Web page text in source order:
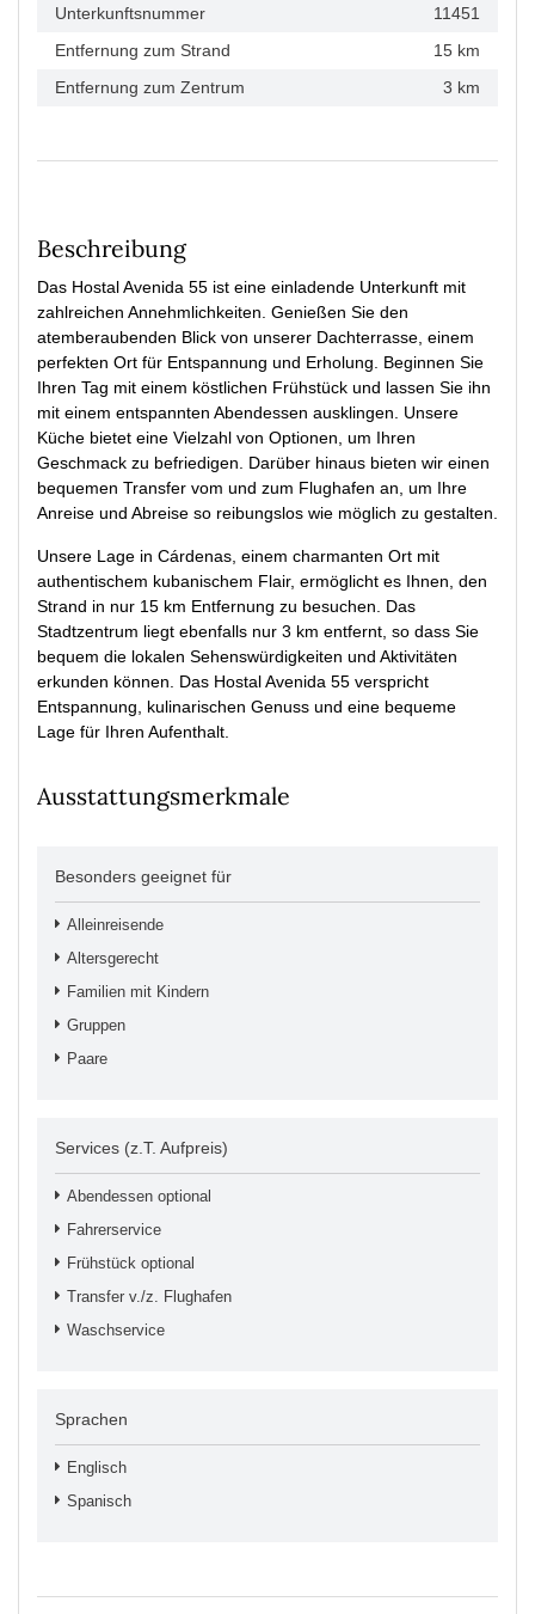
Unterkunftsnummer
11451
Entfernung zum Strand
15 km
Entfernung zum Zentrum
3 km
Beschreibung
Das Hostal Avenida 55 ist eine einladende Unterkunft mit
zahlreichen Annehmlichkeiten. Genießen Sie den
atemberaubenden Blick von unserer Dachterrasse, einem
perfekten Ort für Entspannung und Erholung. Beginnen Sie
Ihren Tag mit einem köstlichen Frühstück und lassen Sie ihn
mit einem entspannten Abendessen ausklingen. Unsere
Küche bietet eine Vielzahl von Optionen, um Ihren
Geschmack zu befriedigen. Darüber hinaus bieten wir einen
bequemen Transfer vom und zum Flughafen an, um Ihre
Anreise und Abreise so reibungslos wie möglich zu gestalten.
Unsere Lage in Cárdenas, einem charmanten Ort mit
authentischem kubanischem Flair, ermöglicht es Ihnen, den
Strand in nur 15 km Entfernung zu besuchen. Das
Stadtzentrum liegt ebenfalls nur 3 km entfernt, so dass Sie
bequem die lokalen Sehenswürdigkeiten und Aktivitäten
erkunden können. Das Hostal Avenida 55 verspricht
Entspannung, kulinarischen Genuss und eine bequeme
Lage für Ihren Aufenthalt.
Ausstattungsmerkmale
Besonders geeignet für
Alleinreisende
Altersgerecht
Familien mit Kindern
Gruppen
Paare
Services (z.T. Aufpreis)
Abendessen optional
Fahrerservice
Frühstück optional
Transfer v./z. Flughafen
Waschservice
Sprachen
Englisch
Spanisch